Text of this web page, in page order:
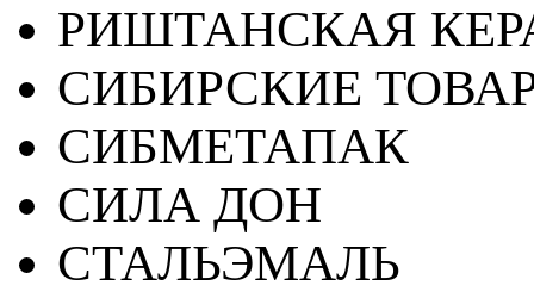
РИШТАНСКАЯ
СИБИРСКИЕ
СИБМЕТАПАК
СИЛА ДОН
СТАЛЬЭМАЛЬ